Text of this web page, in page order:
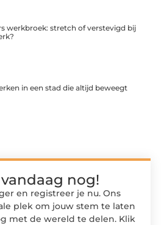
werkbroek: stretch of verstevigd bij
in een stad die altijd beweegt
nog!
en registreer je nu. Ons
plek om jouw stem te laten
met de wereld te delen. Klik